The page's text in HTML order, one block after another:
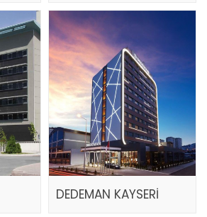
DEDEMAN KAYSERİ